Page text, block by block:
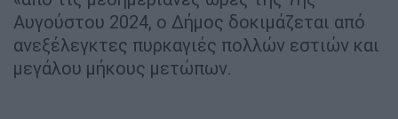
Αυγούστου 2024, ο Δήμος δοκιμάζεται από
ανεξέλεγκτες πυρκαγιές πολλών εστιών και
μεγάλου μήκους μετώπων.